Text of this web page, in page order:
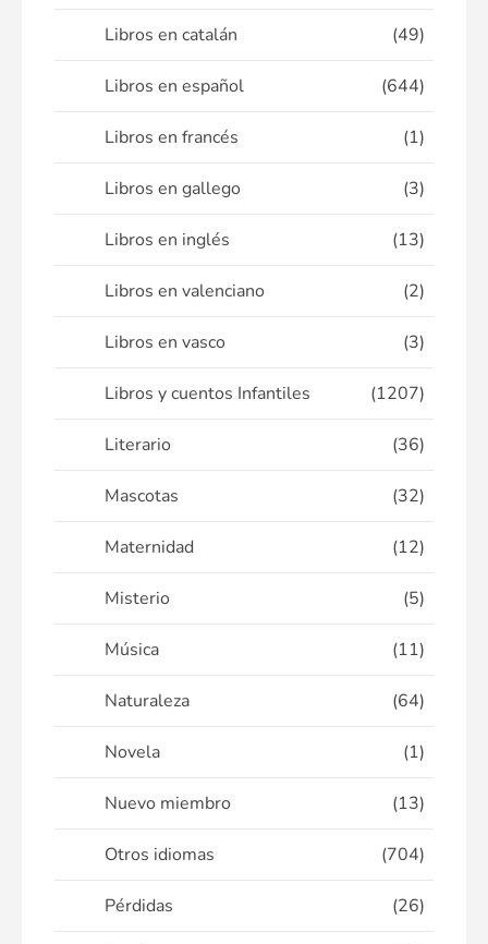
Libros en catalán (49)
Libros en español (644)
Libros en francés (1)
Libros en gallego (3)
Libros en inglés (13)
Libros en valenciano (2)
Libros en vasco (3)
Libros y cuentos Infantiles (1207)
Literario (36)
Mascotas (32)
Maternidad (12)
Misterio (5)
Música (11)
Naturaleza (64)
Novela (1)
Nuevo miembro (13)
Otros idiomas (704)
Pérdidas (26)